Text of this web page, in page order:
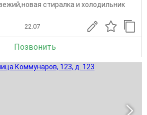
стиралка и холодильник
22.07
Позвонить